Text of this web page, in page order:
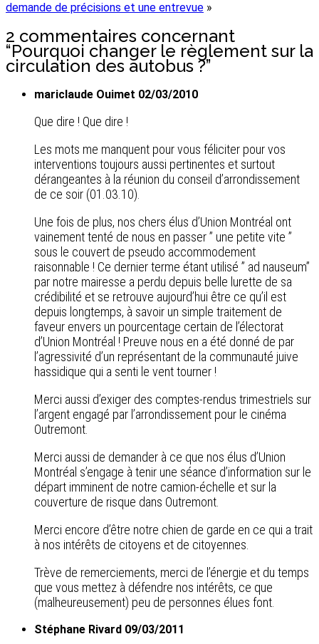
demande de précisions et une entrevue »
2 commentaires concernant
“Pourquoi changer le règlement sur la
circulation des autobus ?”
mariclaude Ouimet 02/03/2010
Que dire ! Que dire !
Les mots me manquent pour vous féliciter pour vos
interventions toujours aussi pertinentes et surtout
dérangeantes à la réunion du conseil d’arrondissement
de ce soir (01.03.10).
Une fois de plus, nos chers élus d’Union Montréal ont
vainement tenté de nous en passer ” une petite vite ”
sous le couvert de pseudo accommodement
raisonnable ! Ce dernier terme étant utilisé ” ad nauseum”
par notre mairesse a perdu depuis belle lurette de sa
crédibilité et se retrouve aujourd’hui être ce qu’il est
depuis longtemps, à savoir un simple traitement de
faveur envers un pourcentage certain de l’électorat
d’Union Montréal ! Preuve nous en a été donné de par
l’agressivité d’un représentant de la communauté juive
hassidique qui a senti le vent tourner !
Merci aussi d’exiger des comptes-rendus trimestriels sur
l’argent engagé par l’arrondissement pour le cinéma
Outremont.
Merci aussi de demander à ce que nos élus d’Union
Montréal s’engage à tenir une séance d’information sur le
départ imminent de notre camion-échelle et sur la
couverture de risque dans Outremont.
Merci encore d’être notre chien de garde en ce qui a trait
à nos intérêts de citoyens et de citoyennes.
Trève de remerciements, merci de l’énergie et du temps
que vous mettez à défendre nos intérêts, ce que
(malheureusement) peu de personnes élues font.
Stéphane Rivard 09/03/2011